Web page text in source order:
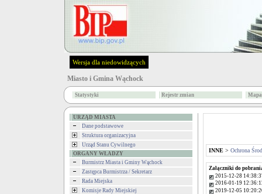
Wersja dla niedowidzących
Miasto i Gmina Wąchock
Statystyki Rejestr zmian
URZĄD MIASTA
Dane podstawowe
Struktura organizacyjna
Urząd Stanu Cywilnego
ORGANY WŁADZY
Burmistrz Miasta i Gminy Wąchock
Zastępca Burmistrza / Sekretarz
Rada Miejska
Komisje Rady Miejskiej
INNE > Ochrona
Załączniki do
2015-12-28
2016-01-19
2019-12-05